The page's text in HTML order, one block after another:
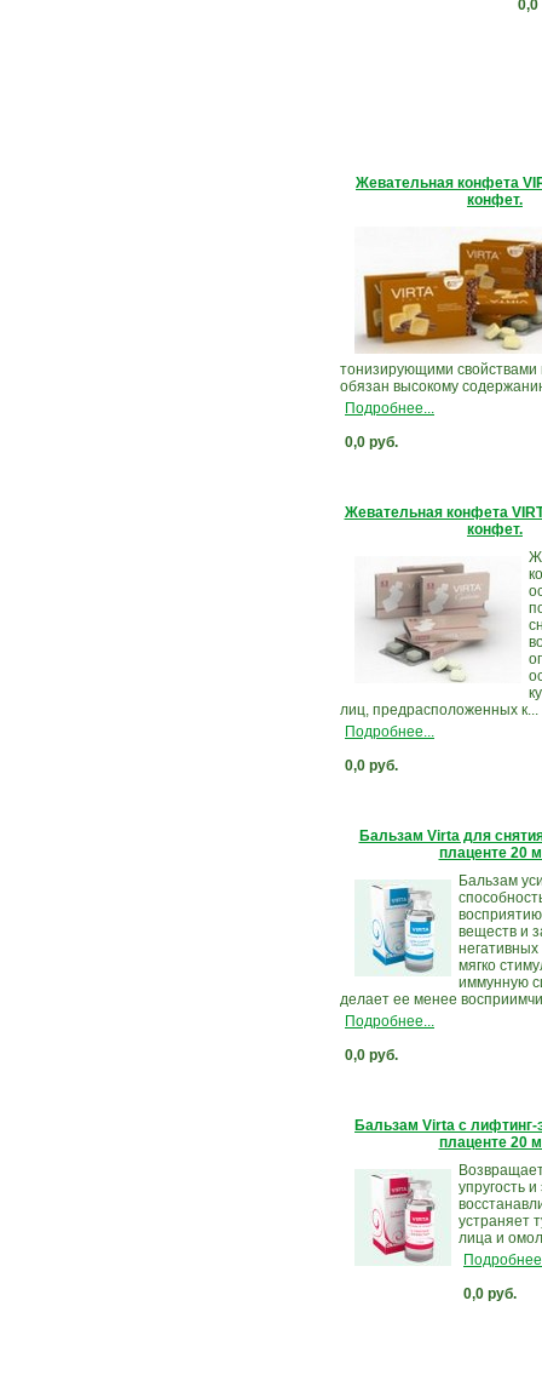
0,0
Жевательная конфета
конфет.
тонизирующими свойствами
обязан высокому
Подробнее...
0,0 руб.
Жевательная конфета
конфет.
лиц, предрасположенных к...
Подробнее...
0,0 руб.
Бальзам Virta для
плаценте 20
Бальзам
веществ и
негативных
мягко
иммунную
делает ее менее
Подробнее...
0,0 руб.
Бальзам Virta с
плаценте 20
упругость
устраняет
лица и
0,0 руб.